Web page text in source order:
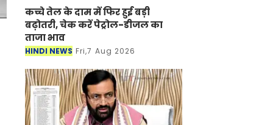
कच्चे तेल के दाम में फिर हुई बड़ी
बढ़ोतरी, चेक करें पेट्रोल-डीजल का
ताजा भाव
HINDI NEWS Fri,7 Aug 2026